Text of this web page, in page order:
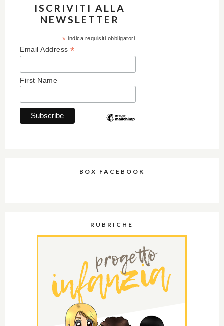
ISCRIVITI ALLA
NEWSLETTER
* indica requisiti obbligatori
Email Address *
First Name
BOX FACEBOOK
RUBRICHE